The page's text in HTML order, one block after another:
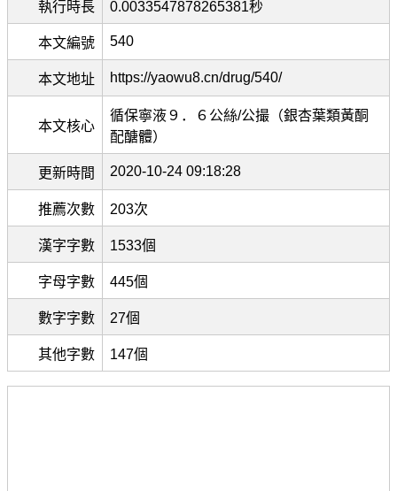
執行時長 0.0033547878265381秒
本文編號 540
本文地址 https://yaowu8.cn/drug/540/
本文核心
循保寧液９．６公絲/公撮（銀杏葉類黃酮
配醣體）
更新時間 2020-10-24 09:18:28
推薦次數 203次
漢字字數 1533個
字母字數 445個
數字字數 27個
其他字數 147個